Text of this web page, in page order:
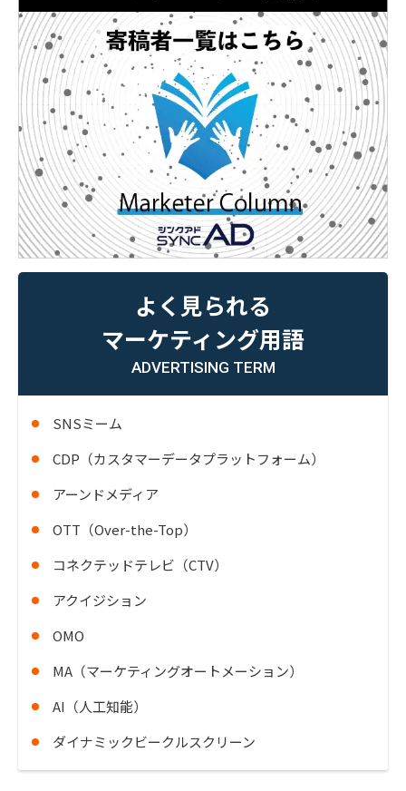
よく見られる
マーケティング用語
ADVERTISING TERM
SNSミーム
CDP（カスタマーデータプラットフォーム）
アーンドメディア
OTT（Over-the-Top）
コネクテッドテレビ（CTV）
アクイジション
OMO
MA（マーケティングオートメーション）
AI（人工知能）
ダイナミックビークルスクリーン